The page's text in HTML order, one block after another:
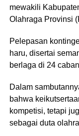
mewakili
Olahraga Provinsi
Pelepasan
haru, disertai
berlaga di 24
Dalam
bahwa
kompetisi, tetapi
sebagai duta